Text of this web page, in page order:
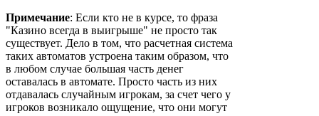
Примечание: Если кто не в курсе, то фраза
"Казино всегда в выигрыше" не просто так
существует. Дело в том, что расчетная система
таких автоматов устроена таким образом, что
в любом случае большая часть денег
оставалась в автомате. Просто часть из них
отдавалась случайным игрокам, за счет чего у
игроков возникало ощущение, что они могут